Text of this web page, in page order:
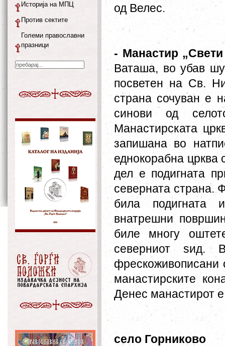
од Велес.
- Манастир „
Ваташа, во убав
посветен на Св.
страна сочуван е
синови од
Манастирската
запишана во
еднокорабна црква
дел е подигната
северната страна.
била подигната
внатрешни
биле многу
северниот ѕид.
фрескоживописани
манастирските
Денес манастирот
село Горниково
Историја на МПЦ
Против сектите
Големи православни
празници